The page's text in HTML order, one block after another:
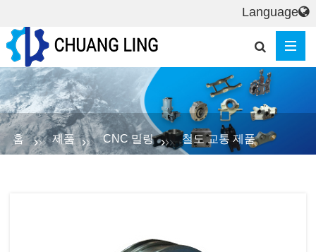
홈 제품 CNC 밀링 철도 교통 제품
Language